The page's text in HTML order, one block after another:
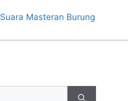
Suara Masteran Burung